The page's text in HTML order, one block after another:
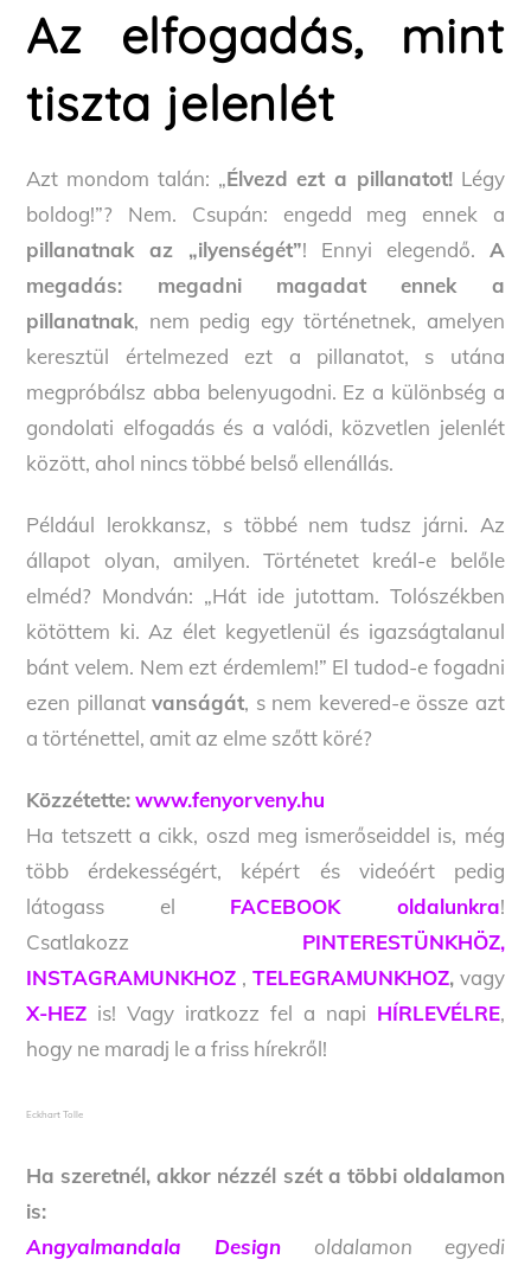
Az elfogadás, mint
tiszta jelenlét
Azt mondom talán: „Élvezd ezt a pillanatot!Légy
boldog!”? Nem. Csupán: engedd meg ennek a
pillanatnak az
„ilyenségét”! Ennyi elegendő. A
megadás: megadni magadat ennek a
pillanatnak, nem pedig egy történetnek, amelyen
keresztül értelmezed ezt a pillanatot, s utána
megpróbálsz abba belenyugodni. Ez a különbség a
gondolati elfogadás és a valódi, közvetlen jelenlét
között, ahol nincs többé belső ellenállás.
Például lerokkansz, s többé nem tudsz járni. Az
állapot olyan, amilyen. Történetet kreál-e belőle
elméd? Mondván: „Hát ide jutottam. Tolószékben
kötöttem ki. Az élet kegyetlenül és igazságtalanul
bánt velem. Nem ezt érdemlem!” El tudod-e fogadni
ezen pillanatvanságát, s nem kevered-e össze azt
a történettel, amit az elme szőtt köré?
Közzétette: www.fenyorveny.hu
Ha tetszett a cikk, oszd meg ismerőseiddel is, még
több érdekességért, képért és videóért pedig
látogass el FACEBOOK oldalunkra!
Csatlakozz PINTERESTÜNKHÖZ,
INSTAGRAMUNKHOZ , TELEGRAMUNKHOZ,vagy
X-HEZ is! Vagy iratkozz fel a napi HÍRLEVÉLRE,
hogy ne maradj le a friss hírekről!
Eckhart Tolle
Ha szeretnél, akkor nézzél szét a többi oldalamon
is:
Angyalmandala Design oldalamon egyedi